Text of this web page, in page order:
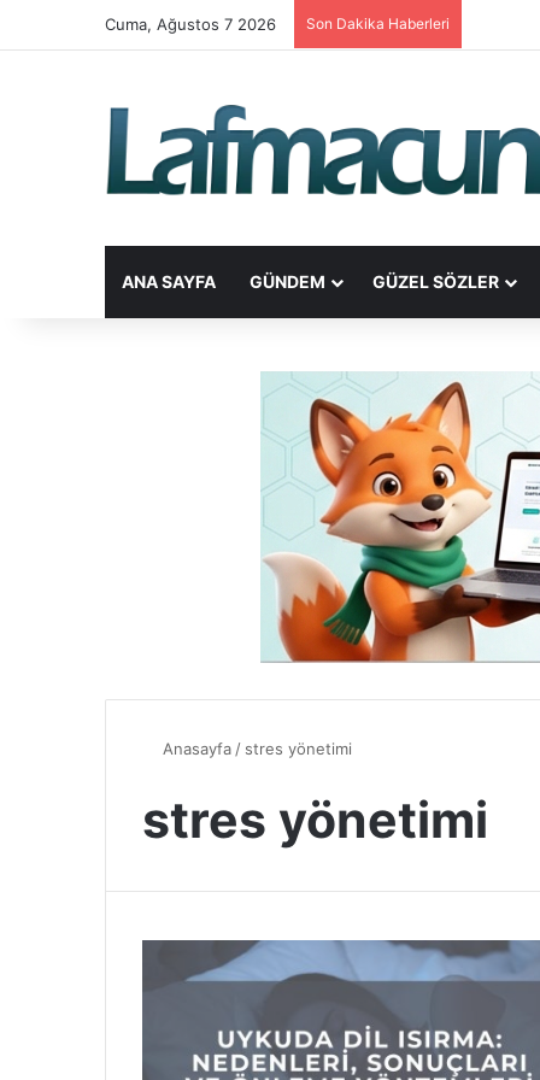
Cuma, Ağustos 7 2026 Son Dakika Haberleri
ANA SAYFA GÜNDEM GÜZEL SÖZLER
Anasayfa/ stres yönetimi
stres yönetimi